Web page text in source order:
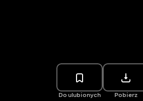
Do ulubionych Pobierz